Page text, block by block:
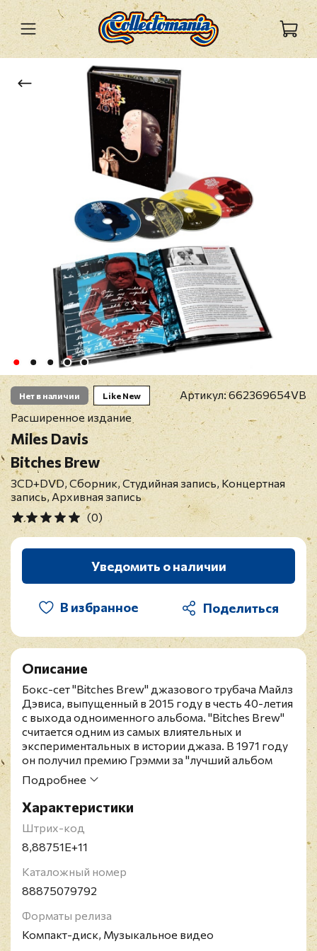
Нет в наличии Like New Артикул:662369654VB
Расширенное издание
Miles Davis
Bitches Brew
3CD+DVD, Сборник, Студийная запись, Концертная
запись, Архивная запись
(0)
Уведомить о наличии
В избранное
Описание
Бокс-сет "Bitches Brew" джазового трубача Майлз
Дэвиса, выпущенный в 2015 году в честь 40-летия
с выхода одноименного альбома. "Bitches Brew"
считается одним из самых влиятельных и
экспериментальных в истории джаза. В 1971 году
он получил премию Грэмми за "лучший альбом
большого джазового ансамбля". А в 2020 году
поднялся на 87-е место в списке "500 величайших
альбомов всех времен" по версии журнала Rolling
Stone.Подарочное издание содержит:CD 1: с
переизданной версией "Bitches Brew"CD 2: с
альтернативными версиями и сингламиCD 3: c
Тэнглвуд/Беркшир, Ленокс, Массачусетс, 18
августа 1970 годаDVD с редкими кадрами
годуА также 44-страничную книгу с эссе Грега
Тейта, заметками Майкла Кускуны и Ричарда
Зайделя, и интервью.Открытый бокс. Диджипак,
Подробнее
Характеристики
Штрих-код
8,88751E+11
Каталожный номер
88875079792
Форматы релиза
Компакт-диск, Музыкальное видео